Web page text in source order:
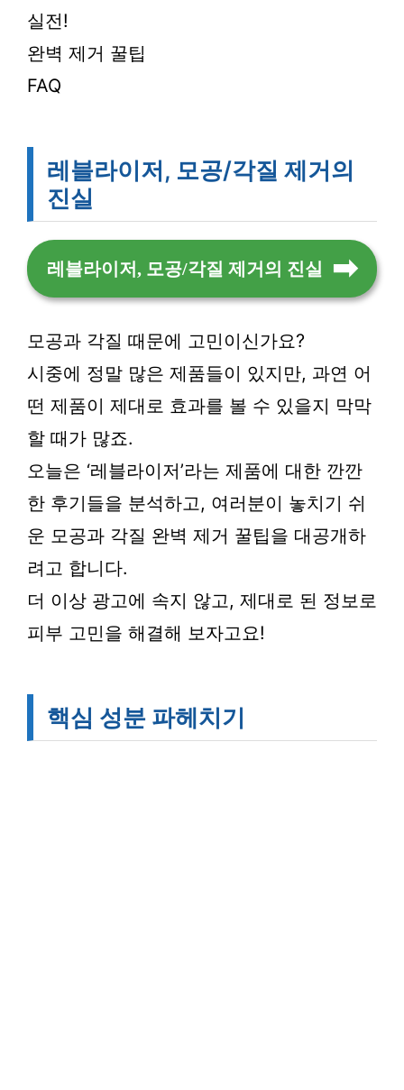
실전!
완벽 제거 꿀팁
FAQ
레블라이저, 모공/각질 제거의
진실
레블라이저, 모공/각질 제거의 진실
모공과 각질 때문에 고민이신가요?
시중에 정말 많은 제품들이 있지만, 과연 어
떤 제품이 제대로 효과를 볼 수 있을지 막막
할 때가 많죠.
오늘은 ‘레블라이저’라는 제품에 대한 깐깐
한 후기들을 분석하고, 여러분이 놓치기 쉬
운 모공과 각질 완벽 제거 꿀팁을 대공개하
려고 합니다.
더 이상 광고에 속지 않고, 제대로 된 정보로
피부 고민을 해결해 보자고요!
핵심 성분 파헤치기